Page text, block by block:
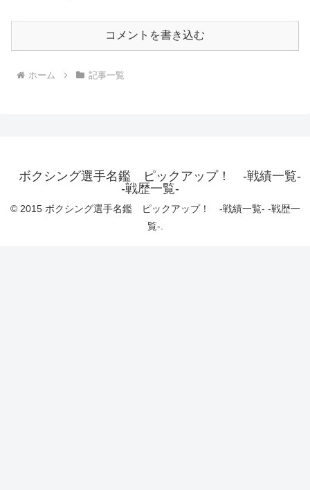
コメントを書き込む
ホーム 記事一覧
ボクシング選手名鑑 ピックアップ！ -戦績一覧-
-戦歴一覧-
© 2015 ボクシング選手名鑑 ピックアップ！ -戦績一覧- -戦歴一
覧-.